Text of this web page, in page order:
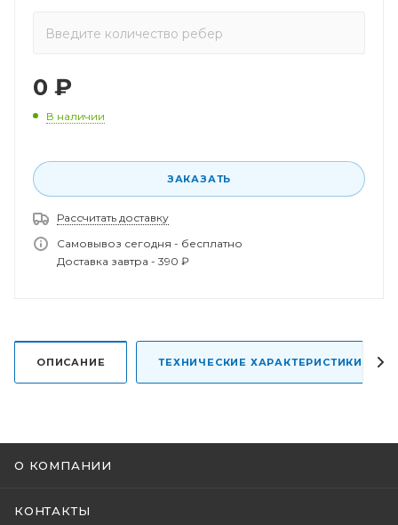
0 ₽
В наличии
ЗАКАЗАТЬ
Рассчитать доставку
Самовывоз сегодня - бесплатно
Доставка завтра - 390 ₽
ОПИСАНИЕ ТЕХНИЧЕСКИЕ ХАРАКТЕРИСТИКИ
О КОМПАНИИ
КОНТАКТЫ
Спасибо за заказ!
В ближайшее время наш менеджер свяжется с